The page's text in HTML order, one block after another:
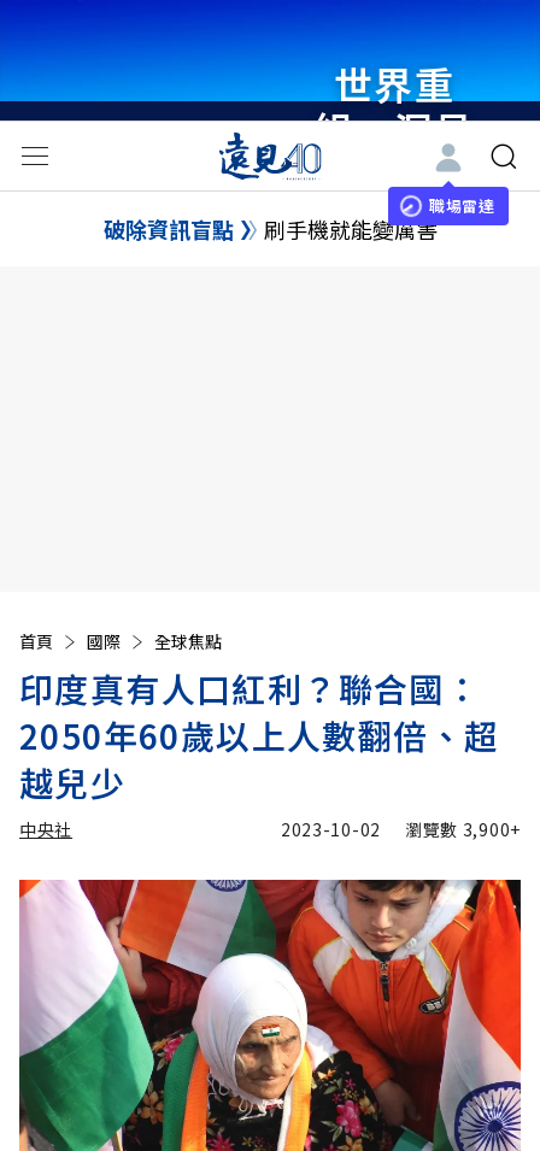
世界重
組・洞見
未來 與
世界領袖
職場雷達
破除資訊盲點 刷手機就能變厲害
首頁 國際 全球焦點
印度真有人口紅利？聯合國：
2050年60歲以上人數翻倍、超
越兒少
中央社 2023-10-02 瀏覽數 3,900+